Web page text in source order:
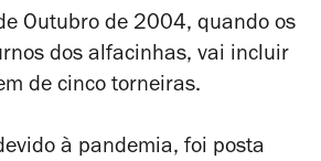
Outubro de 2004, quando os
dos alfacinhas, vai incluir
de cinco torneiras.
à pandemia, foi posta